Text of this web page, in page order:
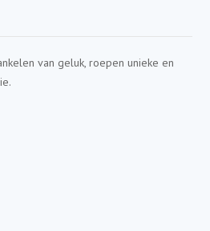
van geluk, roepen unieke en